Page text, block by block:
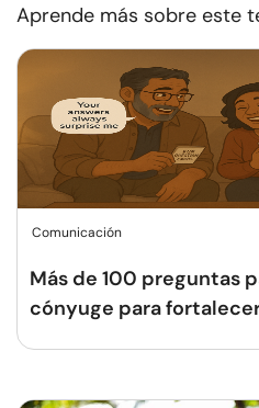
Aprende más sobre este
Comunicación
Más de 100 preguntas
cónyuge para